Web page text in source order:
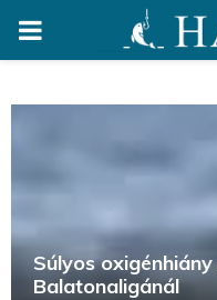
PRIMARY
Súlyos
Balatonaligánál